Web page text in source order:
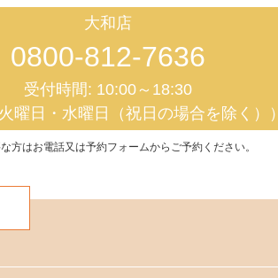
大和店
0800-812-7636
受付時間: 10:00～18:30
曜日・水曜日（祝日の場合を除く））
方はお電話又は予約フォームからご予約ください。